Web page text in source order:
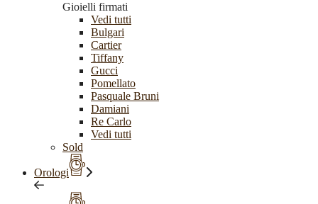
Gioielli firmati
Vedi tutti
Bulgari
Cartier
Tiffany
Gucci
Pomellato
Pasquale Bruni
Damiani
Re Carlo
Vedi tutti
Sold
Orologi